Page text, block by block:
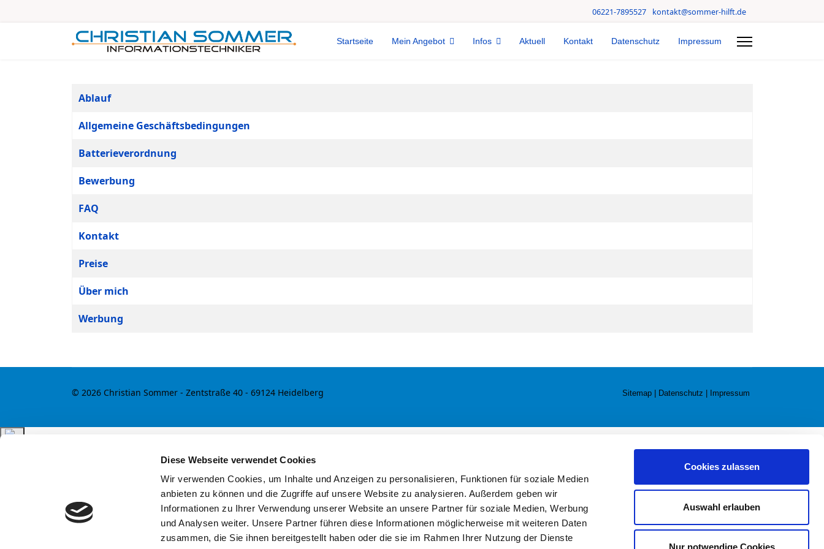
Diese Webseite verwendet Cookies
Wir verwenden Cookies, um Inhalte und Anzeigen zu personalisieren, Funktionen für soziale Medien
anbieten zu können und die Zugriffe auf unsere Website zu analysieren. Außerdem geben wir
Informationen zu Ihrer Verwendung unserer Website an unsere Partner für soziale Medien, Werbung
und Analysen weiter. Unsere Partner führen diese Informationen möglicherweise mit weiteren Daten
zusammen, die Sie ihnen bereitgestellt haben oder die sie im Rahmen Ihrer Nutzung der Dienste
Cookies zulassen
Auswahl erlauben
Nur notwendige Cookies
06221-7895527 kontakt@sommer-hilft.de
Startseite Mein Angebot Infos Aktuell Kontakt Datenschutz Impressum
Titel
Ablauf
Allgemeine Geschäftsbedingungen
Batterieverordnung
Bewerbung
FAQ
Kontakt
Preise
Über mich
Werbung
© 2026 Christian Sommer - Zentstraße 40 - 69124 Heidelberg Sitemap Datenschutz Impressum